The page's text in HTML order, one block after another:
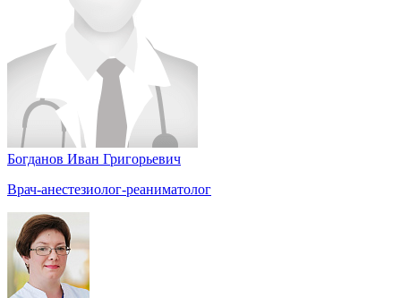
Богданов Иван Григорьевич
Врач-анестезиолог-реаниматолог